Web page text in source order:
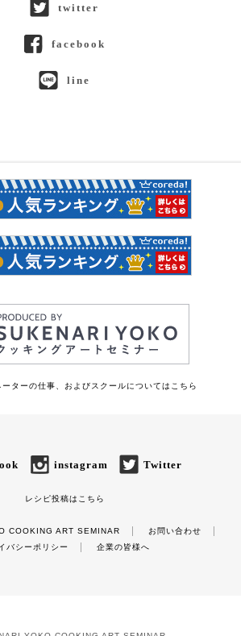
twitter
facebook
line
ターの仕事、およびスクールについてはこちら
instagram Twitter
レシピ投稿はこちら
COOKING ART SEMINAR
お問い合わせ
バシーポリシー
企業の皆様へ